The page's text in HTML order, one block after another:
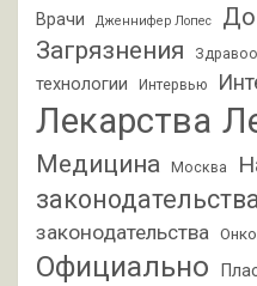
Врачи Дженнифер Лопес
Загрязнения
технологии
Интервью
Лекарства
Медицина Москва
законодательства
Официально